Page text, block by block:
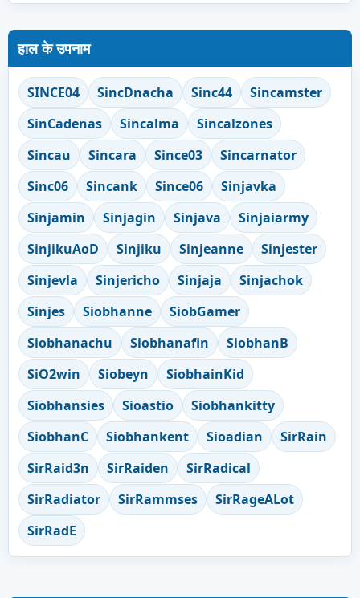
हाल के उपनाम
SINCE04 SincDnacha Sinc44
Sincamster
SinCadenas
Sincalma
Sincalzones
Sincau
Sincara Since03
Sincarnator
Sinc06
Sincank Since06
Sinjavka
Sinjamin
Sinjagin Sinjava
Sinjaiarmy
SinjikuAoD
Sinjiku Sinjeanne
Sinjester
Sinjevla
Sinjericho Sinjaja
Sinjachok
Sinjes
Siobhanne
SiobGamer
Siobhanachu
Siobhanafin
SiobhanB
SiO2win
Siobeyn
SiobhainKid
Siobhansies
Sioastio
Siobhankitty
SiobhanC
Siobhankent Sioadian
SirRain
SirRaid3n
SirRaiden
SirRadical
SirRadiator
SirRammses
SirRageALot
SirRadE